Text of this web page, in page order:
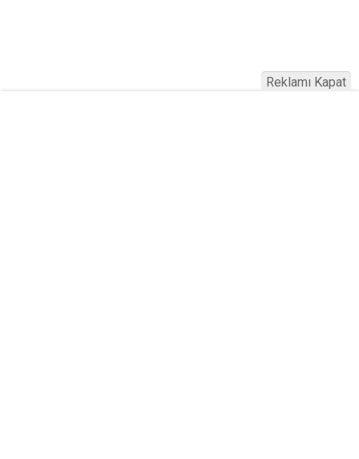
Reklamı Kapat